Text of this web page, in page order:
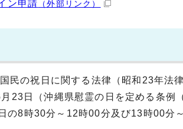
ン申請 （外部リンク）
民の祝日に関する法律（昭和23年法
23日（沖縄県慰霊の日を定める条例
の8時30分～12時00分及び13時00分